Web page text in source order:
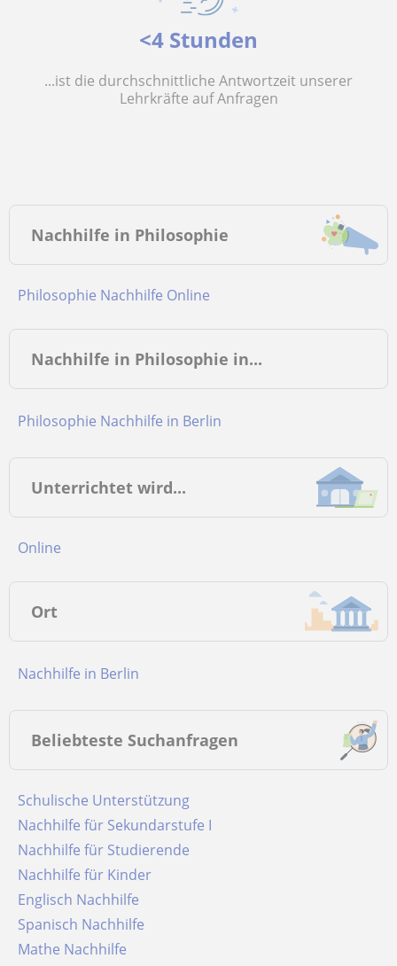
<4 Stunden
...ist die durchschnittliche Antwortzeit unserer
Lehrkräfte auf Anfragen
Nachhilfe in Philosophie
Philosophie Nachhilfe Online
Nachhilfe in Philosophie in...
Philosophie Nachhilfe in Berlin
Unterrichtet wird...
online
Ort
Nachhilfe in Berlin
Beliebteste Suchanfragen
Schulische Unterstützung
Nachhilfe für Sekundarstufe I
Nachhilfe für Studierende
Nachhilfe für Kinder
Englisch Nachhilfe
Spanisch Nachhilfe
Mathe Nachhilfe